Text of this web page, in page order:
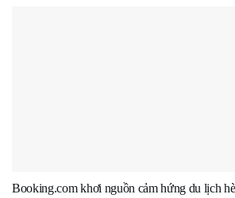
Booking.com khơi nguồn cảm hứng du lịch